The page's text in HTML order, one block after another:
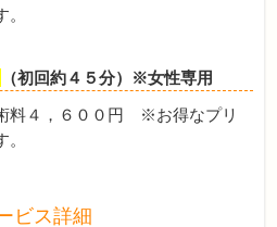
（初回約４５分）※女性専用
料４，６００円 ※お得なプリ
ビス詳細